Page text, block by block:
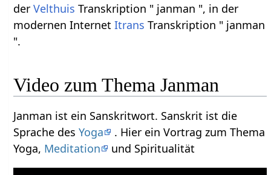
derVelthuis Transkription " janman ", in der
modernen InternetItrans Transkription " janman
".
Video zum Thema Janman
Janman ist ein Sanskritwort. Sanskrit ist die
Sprache desYoga
. Hier ein Vortrag zum Thema
Yoga, Meditation und Spiritualität